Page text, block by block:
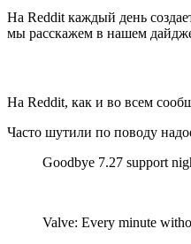
На Reddit каждый день
мы расскажем в нашем
На Reddit, как и во всем
Часто шутили по поводу
Goodbye 7.27 support
Valve: Every minute